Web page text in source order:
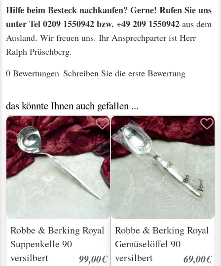
Hilfe beim Besteck nachkaufen? Gerne! Rufen Sie uns
unter Tel 0209 1550942 bzw. +49 209 1550942 aus dem
Ausland. Wir freuen uns. Ihr Ansprechparter ist Herr
Ralph Prüschberg.
0 Bewertungen Schreiben Sie die erste Bewertung
das könnte Ihnen auch gefallen ...
Robbe & Berking Royal
Suppenkelle 90
versilbert
99,00€
Robbe & Berking Royal
Gemüselöffel 90
versilbert
69,00€